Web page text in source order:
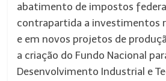
abatimento de impostos
contrapartida a investimentos
e em novos projetos de
a criação do Fundo Nacional
Desenvolvimento Industrial e